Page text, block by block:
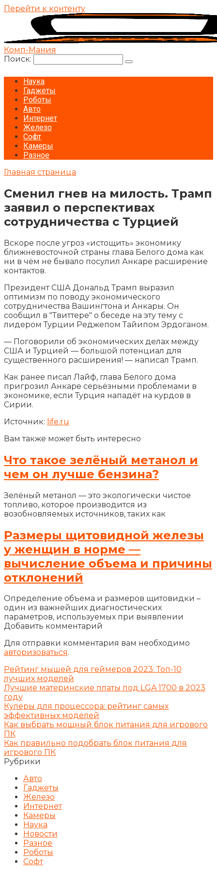
Перейти к контенту
Комп-Мания
Поиск:
Наука
Гаджеты
Роботы
Авто
Интернет
Железо
Софт
Камеры
Разное
Главная страница
Сменил гнев на милость. Трамп
заявил о перспективах
сотрудничества с Турцией
Вскоре после угроз «истощить» экономику
ближневосточной страны глава Белого дома как
ни в чём не бывало посулил Анкаре расширение
контактов.
Президент США Дональд Трамп выразил
оптимизм по поводу экономического
сотрудничества Вашингтона и Анкары. Он
сообщил в "Твиттере" о беседе на эту тему с
лидером Турции Реджепом Тайипом Эрдоганом.
— Поговорили об экономических делах между
США и Турцией — большой потенциал для
существенного расширения! — написал Трамп.
Как ранее писал Лайф, глава Белого дома
пригрозил Анкаре серьёзными проблемами в
экономике, если Турция нападёт на курдов в
Сирии.
Источник: life.ru
Вам также может быть интересно
Что такое зелёный метанол и
чем он лучше бензина?
Зелёный метанол — это экологически чистое
топливо, которое производится из
возобновляемых источников, таких как
Размеры щитовидной железы
у женщин в норме —
вычисление объема и причины
отклонений
Определение объема и размеров щитовидки –
один из важнейших диагностических
параметров, используемых при выявлении
Добавить комментарий
Для отправки комментария вам необходимо
авторизоваться.
Рейтинг мышей для геймеров 2023: Топ-10
лучших моделей
Лучшие материнские платы под LGA 1700 в 2023
году
Кулеры для процессора: рейтинг самых
эффективных моделей
Как выбрать мощный блок питания для игрового
ПК
Как правильно подобрать блок питания для
игрового ПК
Рубрики
Авто
Гаджеты
Железо
Интернет
Камеры
Наука
Новости
Разное
Роботы
Софт